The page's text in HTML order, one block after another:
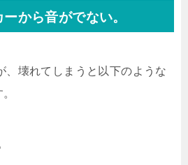
から音がでない。
、壊れてしまうと以下のような